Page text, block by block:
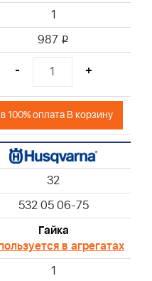
1
987 i
- +
100% оплата В корзину
32
532 05 06-75
Гайка
в агрегатах
1